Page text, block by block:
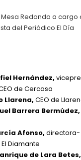
Mesa Redonda a cargo
del Periódico El Día
Hernández,
de Cercasa
Llarena, CEO de
Barrera Bermúdez,
Afonso, directora-
Diamante
de Lara Betes,